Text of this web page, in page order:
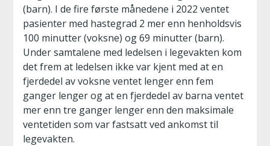
(barn). I de fire første månedene i 2022 ventet
pasienter med hastegrad 2 mer enn henholdsvis
100 minutter (voksne) og 69 minutter (barn).
Under samtalene med ledelsen i legevakten kom
det frem at ledelsen ikke var kjent med at en
fjerdedel av voksne ventet lenger enn fem
ganger lenger og at en fjerdedel av barna ventet
mer enn tre ganger lenger enn den maksimale
ventetiden som var fastsatt ved ankomst til
legevakten.